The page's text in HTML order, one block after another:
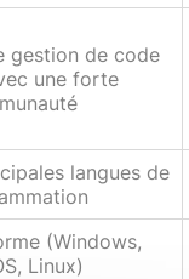
gestion de code
une forte
langues de
(Windows,
Linux)